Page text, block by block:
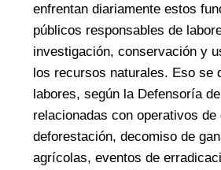
enfrentan diariamente estos
públicos responsables de
investigación, conservación y
los recursos naturales. Eso se
labores, según la Defensoría
relacionadas con operativos
deforestación, decomiso de
agrícolas, eventos de